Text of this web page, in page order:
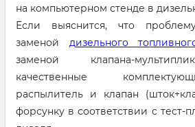
на компьютерном стенде в
Если выяснится, что
заменой дизельного
заменой клапана-
качественные
распылитель и клапан
форсунку в соответствии с тест-